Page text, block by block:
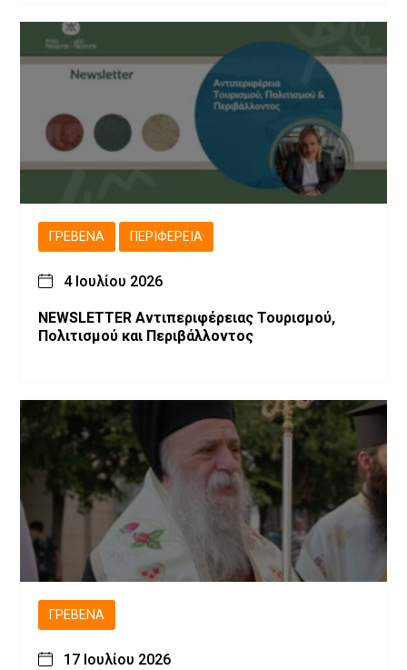
ΓΡΕΒΕΝΆ ΠΕΡΙΦΈΡΕΙΑ
4 Ιουλίου 2026
NEWSLETTER Αντιπεριφέρειας Τουρισμού,
Πολιτισμού και Περιβάλλοντος
ΓΡΕΒΕΝΆ
17 Ιουλίου 2026